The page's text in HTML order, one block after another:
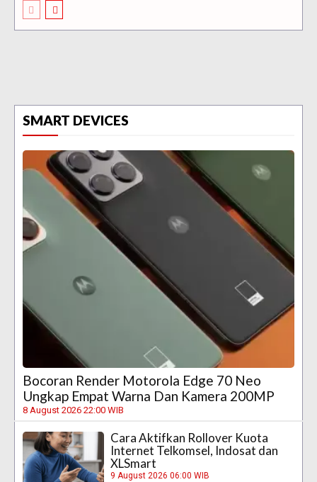
SMART DEVICES
Bocoran Render Motorola Edge 70 Neo
Ungkap Empat Warna Dan Kamera 200MP
8 August 2026 22:00 WIB
Cara Aktifkan Rollover Kuota
Internet Telkomsel, Indosat dan
XLSmart
9 August 2026 06:00 WIB